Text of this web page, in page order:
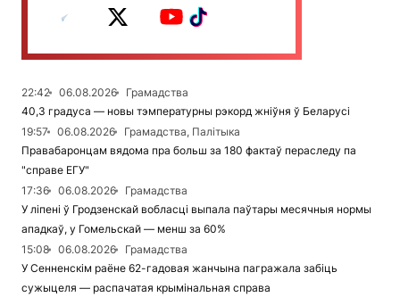
22:42 06.08.2026
Грамадства
40,3 градуса — новы тэмпературны рэкорд жніўня ў Беларусі
19:57
06.08.2026
Грамадства, Палітыка
Правабаронцам вядома пра больш за 180 фактаў пераследу па
"справе ЕГУ"
17:36
06.08.2026
Грамадства
У ліпені ў Гродзенскай вобласці выпала паўтары месячныя нормы
ападкаў, у Гомельскай — менш за 60%
15:08
06.08.2026
Грамадства
У Сенненскім раёне 62-гадовая жанчына пагражала забіць
сужыцеля — распачатая крымінальная справа